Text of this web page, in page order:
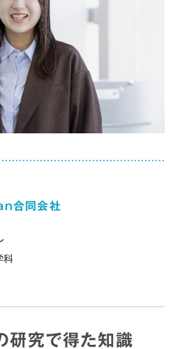
合同会社
科
研究で得た知識